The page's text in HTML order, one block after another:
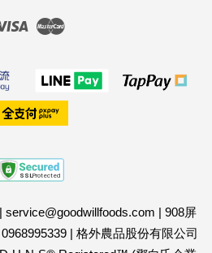
Visa
service@goodwillfoods.com
908屏
0968995339| 格外農品股份有限公司